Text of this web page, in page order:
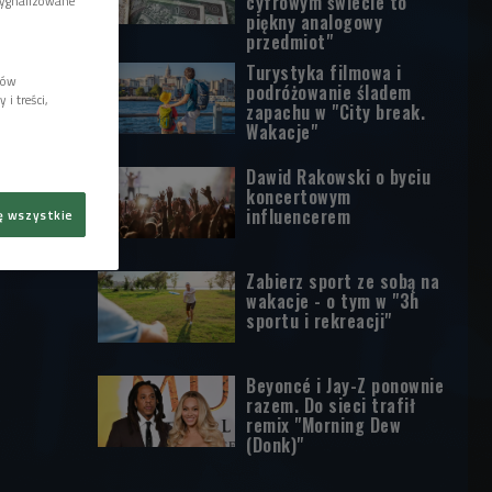
piękny analogowy
przedmiot"
Turystyka filmowa i
podróżowanie śladem
zapachu w "City break.
Wakacje"
Dawid Rakowski o byciu
koncertowym
influencerem
Zabierz sport ze sobą na
wakacje - o tym w "3h
sportu i rekreacji"
Beyoncé i Jay-Z ponownie
razem. Do sieci trafił
remix "Morning Dew
(Donk)"
i treści,
wszystkie